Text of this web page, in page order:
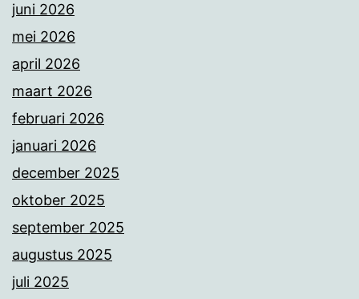
juni 2026
mei 2026
april 2026
maart 2026
februari 2026
januari 2026
december 2025
oktober 2025
september 2025
augustus 2025
juli 2025